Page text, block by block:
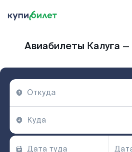
Авиабилеты Калуга —